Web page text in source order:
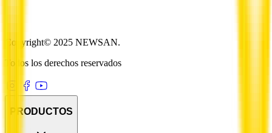
Copyright© 2025 NEWSAN.
Todos los derechos reservados
PRODUCTOS